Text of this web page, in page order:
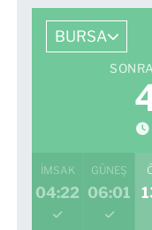
BURSA
İMSAK
04:22
GÜNEŞ
06:01